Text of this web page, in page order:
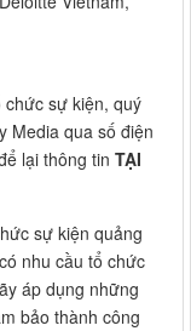
sự kiện, quý
Media qua số điện
lại thông tin TẠI
sự kiện quảng
nhu cầu tổ chức
áp dụng những
bảo thành công